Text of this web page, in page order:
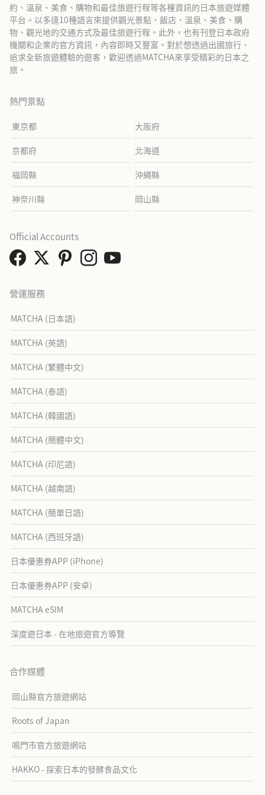
約、溫泉、美食、購物和最佳旅遊行程等各種資訊的日本旅遊媒體
平台。以多達10種語言來提供觀光景點、飯店、溫泉、美食、購
物、觀光地的交通方式及最佳旅遊行程。此外，也有刊登日本政府
機關和企業的官方資訊，內容即時又豐富。對於想透過出國旅行、
追求全新旅遊體驗的遊客，歡迎透過MATCHA來享受精彩的日本之
旅。
熱門景點
東京都 大阪府
京都府 北海道
福岡縣 沖繩縣
神奈川縣 岡山縣
營運服務
MATCHA (日本語)
MATCHA (英語)
MATCHA (繁體中文)
MATCHA (泰語)
MATCHA (韓國語)
MATCHA (簡體中文)
MATCHA (印尼語)
MATCHA (越南語)
MATCHA (簡單日語)
MATCHA (西班牙語)
日本優惠券APP (iPhone)
日本優惠券APP (安卓)
MATCHA eSIM
深度遊日本 - 在地旅遊官方導覽
合作媒體
岡山縣官方旅遊網站
Roots of Japan
鳴門市官方旅遊網站
HAKKO - 探索日本的發酵食品文化
Official Accounts